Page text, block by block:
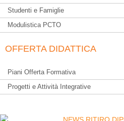
Studenti e Famiglie
Modulistica PCTO
OFFERTA DIDATTICA
Piani Offerta Formativa
Progetti e Attività Integrative